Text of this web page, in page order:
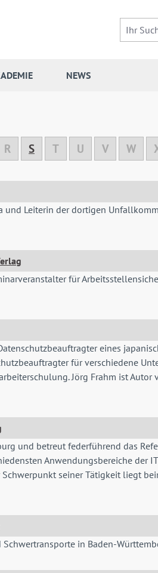
NEWS
R S T U V W
Leiterin der dortigen
für
eines
für verschiedene
Jörg Frahm ist
und betreut federführend das
Anwendungsbereiche der
seiner Tätigkeit liegt
in Baden-